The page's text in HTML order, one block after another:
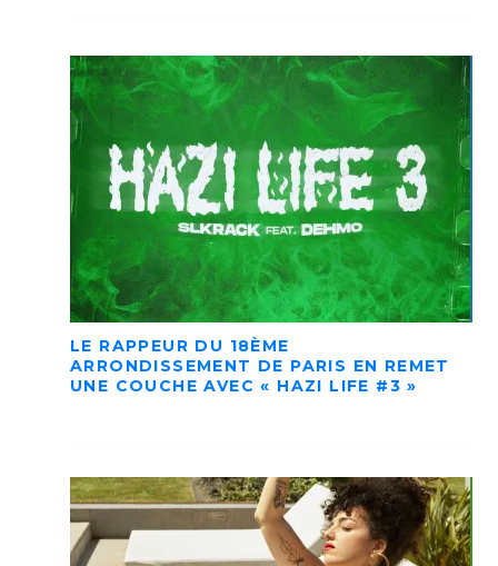
LE RAPPEUR DU 18ÈME
ARRONDISSEMENT DE PARIS EN REMET
UNE COUCHE AVEC « HAZI LIFE #3 »